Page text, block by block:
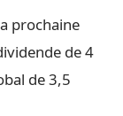
prochaine
de 4
de 3,5